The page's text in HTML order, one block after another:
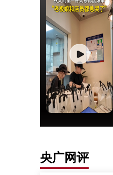
央广网评